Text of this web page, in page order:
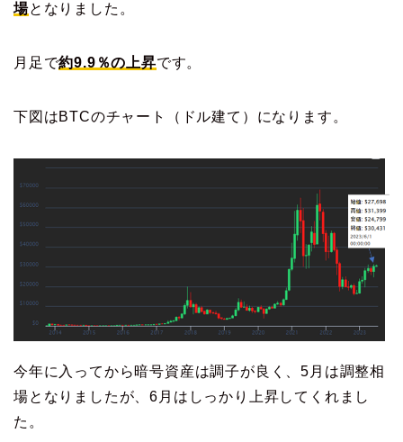
場となりました。
月足で約9.9％の上昇です。
下図はBTCのチャート（ドル建て）になります。
今年に入ってから暗号資産は調子が良く、5月は調整相
場となりましたが、6月はしっかり上昇してくれまし
た。